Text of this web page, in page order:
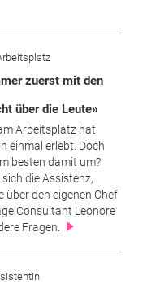
zuerst mit den
über die Leute»
Arbeitsplatz hat
einmal erlebt. Doch
besten damit um?
die Assistenz,
über den eigenen Chef
Consultant Leonore
Fragen.